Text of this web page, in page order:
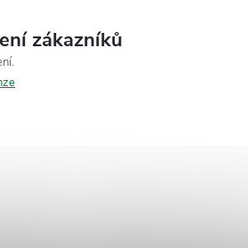
zákazníků